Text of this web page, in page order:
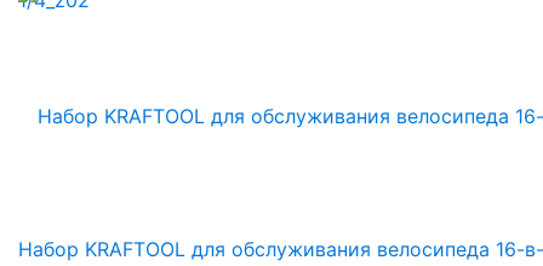
Набор KRAFTOOL для обслуживания велосипеда 16-